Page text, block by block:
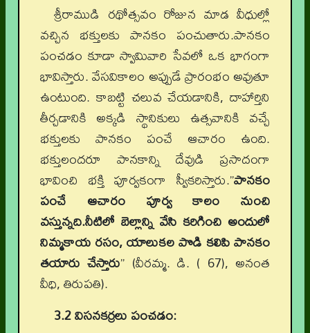
శ్రీరాముడి రథోత్సవం రోజున మాడ వీధుల్లో
వచ్చిన భక్తులకు పానకం పంచుతారు.పానకం
పంచడం కూడా స్వామివారి సేవలో ఒక భాగంగా
భావిస్తారు. వేసవికాలం అప్పుడే ప్రారంభం అవుతూ
ఉంటుంది. కాబట్టి చలువ చేయడానికి, దాహార్తిని
తీర్చడానికి అక్కడి స్థానికులు ఉత్సవానికి వచ్చే
భక్తులకు పానకం పంచే ఆచారం ఉంది.
భక్తులందరూ పానకాన్ని దేవుడి ప్రసాదంగా
భావించి భక్తి పూర్వకంగా స్వీకరిస్తారు.”పానకం
పంచే ఆచారం పూర్వ కాలం నుంచి
వస్తున్నది.నీటిలో బెల్లాన్ని వేసి కరిగించి అందులో
నిమ్మకాయ రసం, యాలుకల పొడి కలిపి పానకం
తయారు చేస్తారు” (వీరమ్మ. డి. ( 67), అనంత
వీధి, తిరుపతి).
3.2 విసనకర్రలు పంచడం: